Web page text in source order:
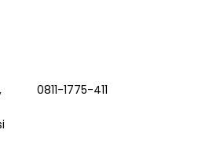
0811-1775-411